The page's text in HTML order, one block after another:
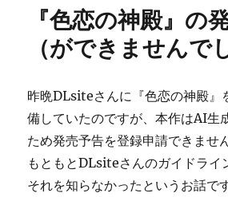
『色恋の神殿』の
（ができませんで
昨晩DLsiteさんに『色恋の神殿』
備していたのですが、本作はAI生
ため発売予告を登録申請できませ
もともとDLsiteさんのガイドライ
それを知らなかったというお話です